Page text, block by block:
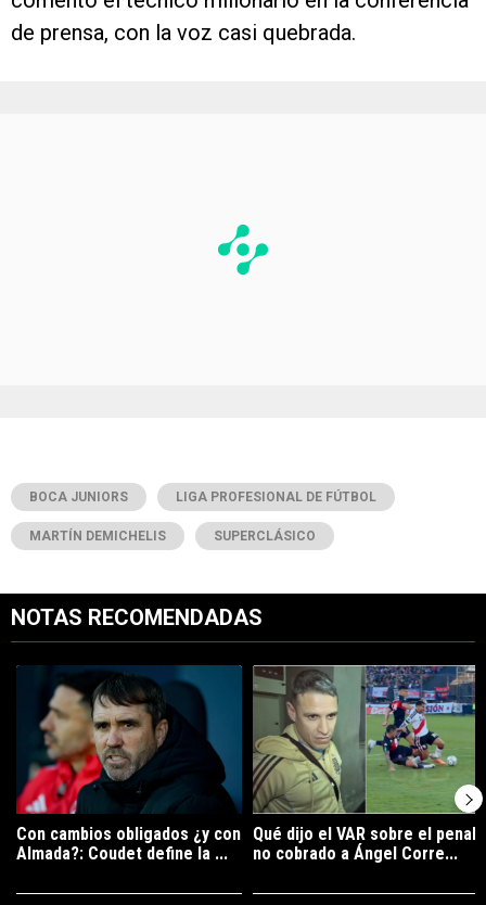
de prensa, con la voz casi quebrada.
BOCA JUNIORS LIGA PROFESIONAL DE FÚTBOL
MARTÍN DEMICHELIS SUPERCLÁSICO
NOTAS RECOMENDADAS
Un artículo de tendencia con el título "Con cambios obligados ¿y
Con cambios obligados ¿y con
Almada?: Coudet define la ...
Un artículo de tendencia con el
Qué dijo el VAR sobre el penal
no cobrado a Ángel Corre...